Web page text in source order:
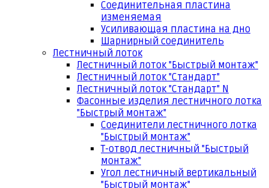
Соединительная пластина
изменяемая
Усиливающая пластина на дно
Шарнирный соединитель
Лестничный лоток
Лестничный лоток "Быстрый монтаж"
Лестничный лоток "Стандарт"
Лестничный лоток "Стандарт" N
Фасонные изделия лестничного лотка
"Быстрый монтаж"
Соединители лестничного лотка
"Быстрый монтаж"
Т-отвод лестничный "Быстрый
монтаж"
Угол лестничный вертикальный
"Быстрый монтаж"